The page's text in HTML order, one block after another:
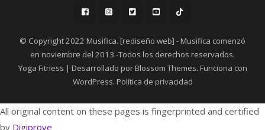
© Copyright 2022 Musifica. [rediseño web] - Musifica comenzó
en noviembre del 2013 -Todos los derechos reservados.
Yoga Fitness | Desarrollado porBlossom Themes. Funciona con
WordPress. Política de privacidad
All original content on these pages is fingerprinted and certified
by Digiprove